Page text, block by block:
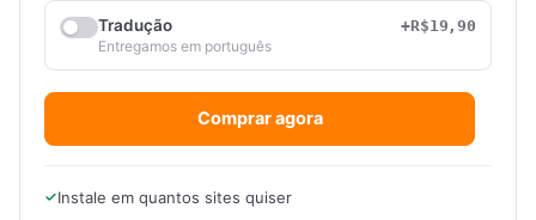
Tradução
+R$19,90
Entregamos em português
Comprar agora
Instale em quantos sites quiser